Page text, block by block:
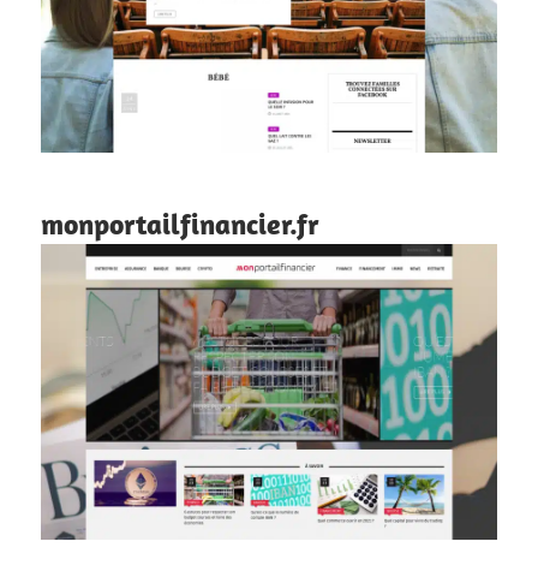
monportailfinancier.fr